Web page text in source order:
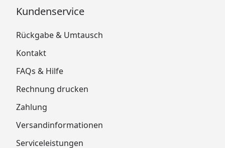
Kundenservice
Rückgabe & Umtausch
Kontakt
FAQs & Hilfe
Rechnung drucken
Zahlung
Versandinformationen
Serviceleistungen